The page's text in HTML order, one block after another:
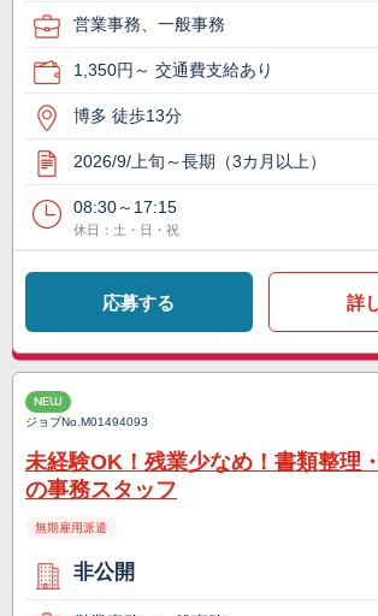
営業事務、一般事務
1,350円～ 交通費支給あり
博多 徒歩13分
2026/9/上旬～長期（3カ月以上）
08:30～17:15
休日：土・日・祝
応募する 詳
NEW
ジョブNo.M01494093
未経験OK！残業少なめ！書類整理
の事務スタッフ
無期雇用派遣
非公開